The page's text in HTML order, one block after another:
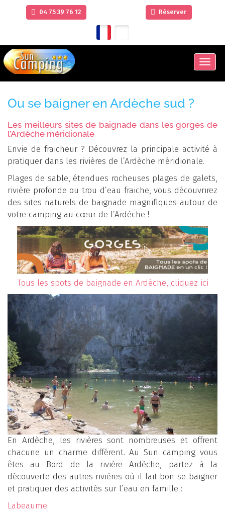
04 75 39 76 12 Réserver
Menu
Ou se baigner en Ardèche sud ?
Les meilleurs sites de baignade dans les gorges de
l’Ardèche méridionale
Envie de fraicheur ? Découvrez la principale activité à
pratiquer dans les rivières de l’Ardèche méridionale.
Plages de sable, étendues rocheuses plages de galets,
rivière profonde ou trou d’eau fraiche, vous découvrirez
des sites naturels de baignade magnifiques autour de
votre camping au cœur de l’Ardèche !
Tous les spots de baignade en Ardèche, cliquez ici
En Ardèche, les rivières sont nombreuses et offrent
chacune un charme différent. Au Sun camping vous
êtes au Bord de la rivière Ardèche, partez à la
découverte des autres rivières où il fait bon se baigner
et pratiquer des activités sur l’eau en famille :
Labeaume